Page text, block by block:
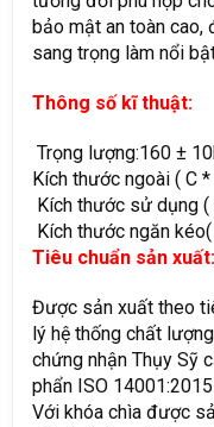
bảo mật an toàn cao,
sang trọng làm nổi
Thông số kĩ thuật:
Trọng lượng:160 ±
Kích thước ngoài ( C
Kích thước sử dụng
Kích thước ngăn
Tiêu chuẩn sản xuất:
Được sản xuất theo
lý hệ thống chất
chứng nhận Thụy Sỹ
phẩn ISO
Với khóa chìa được